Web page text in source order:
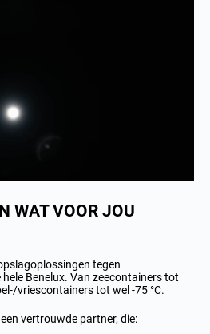
WAT VOOR JOU
tegen
Benelux. Van zeecontainers tot
vriescontainers tot wel -75 °C.
vertrouwde partner, die: